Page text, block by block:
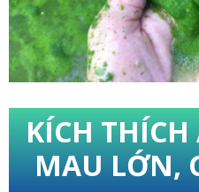
KÍCH
MAU LỚN,